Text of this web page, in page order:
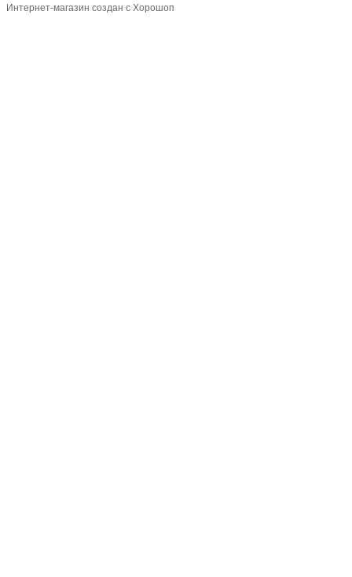
Интернет-магазин создан с Хорошоп